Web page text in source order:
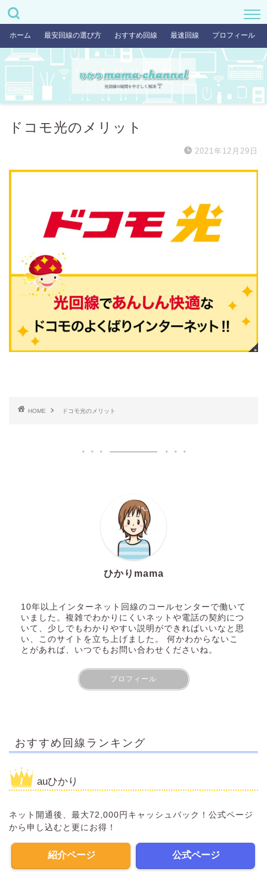
ホーム 最安回線の選び方 おすすめ回線 最速回線 プロフィール
ドコモ光のメリット
2021年12月29日
HOME ドコモ光のメリット
ひかりmama
10年以上インターネット回線のコールセンターで働いて
いました。複雑でわかりにくいネットや電話の契約につ
いて、少しでもわかりやすい説明ができればいいなと思
い、このサイトを立ち上げました。 何かわからないこ
とがあれば、いつでもお問い合わせくださいね。
プロフィール
おすすめ回線ランキング
auひかり
ネット開通後、最大72,000円キャッシュバック！公式ページ
から申し込むと更にお得！
紹介ページ 公式ページ